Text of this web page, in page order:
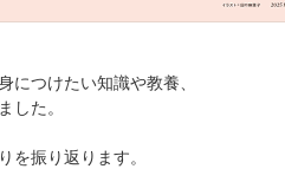
につけたい知識や教養、
した。
を振り返ります。